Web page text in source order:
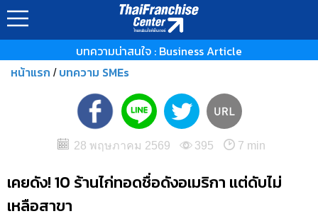
บทความน่าสนใจ : Business Article
หน้าแรก / บทความ SMEs
28 พฤษภาคม 2569 395 7 min
เคยดัง! 10 ร้านไก่ทอดชื่อดังอเมริกา แต่ดับไม่
เหลือสาขา